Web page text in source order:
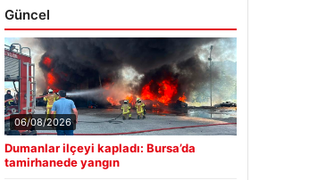
Güncel
06/08/2026
Dumanlar ilçeyi kapladı: Bursa’da
tamirhanede yangın